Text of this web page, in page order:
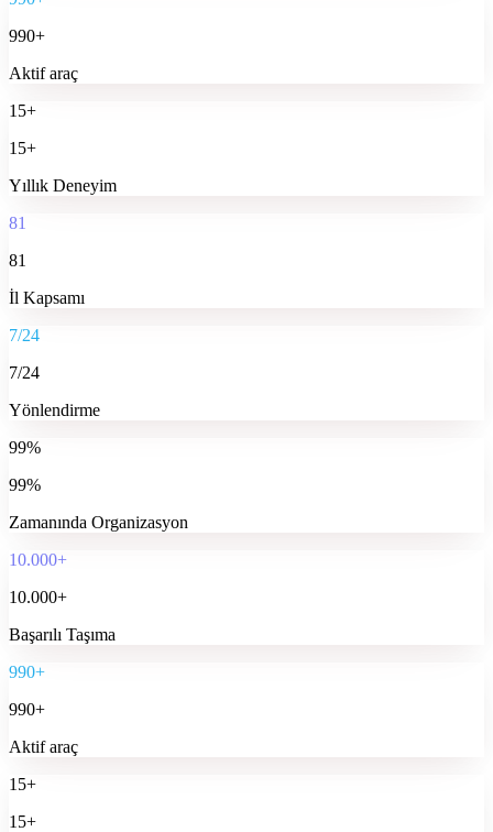
990+
Aktif araç
15+
15+
Yıllık Deneyim
81
81
İl Kapsamı
7/24
7/24
Yönlendirme
99%
99%
Zamanında Organizasyon
10.000+
10.000+
Başarılı Taşıma
990+
990+
Aktif araç
15+
15+